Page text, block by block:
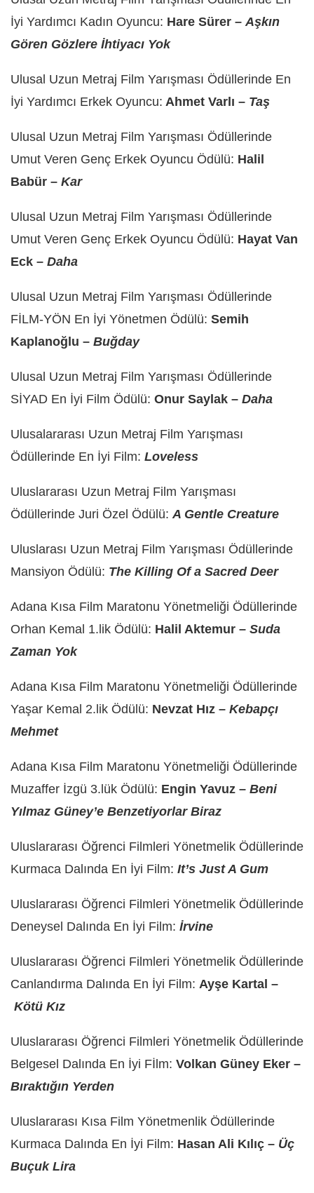
İyi Yardımcı Kadın Oyuncu: Hare Sürer – Aşkın
Gören Gözlere İhtiyacı Yok
Ulusal Uzun Metraj Film Yarışması Ödüllerinde En
İyi Yardımcı Erkek Oyuncu: Ahmet Varlı – Taş
Ulusal Uzun Metraj Film Yarışması Ödüllerinde
Umut Veren Genç Erkek Oyuncu Ödülü: Halil
Babür – Kar
Ulusal Uzun Metraj Film Yarışması Ödüllerinde
Umut Veren Genç Erkek Oyuncu Ödülü: Hayat Van
Eck – Daha
Ulusal Uzun Metraj Film Yarışması Ödüllerinde
FİLM-YÖN En İyi Yönetmen Ödülü: Semih
Kaplanoğlu – Buğday
Ulusal Uzun Metraj Film Yarışması Ödüllerinde
SİYAD En İyi Film Ödülü: Onur Saylak – Daha
Ulusalararası Uzun Metraj Film Yarışması
Ödüllerinde En İyi Film: Loveless
Uluslararası Uzun Metraj Film Yarışması
Ödüllerinde Juri Özel Ödülü: A Gentle Creature
Uluslarası Uzun Metraj Film Yarışması Ödüllerinde
Mansiyon Ödülü: The Killing Of a Sacred Deer
Adana Kısa Film Maratonu Yönetmeliği Ödüllerinde
Orhan Kemal 1.lik Ödülü: Halil Aktemur – Suda
Zaman Yok
Adana Kısa Film Maratonu Yönetmeliği Ödüllerinde
Yaşar Kemal 2.lik Ödülü: Nevzat Hız – Kebapçı
Mehmet
Adana Kısa Film Maratonu Yönetmeliği Ödüllerinde
Muzaffer İzgü 3.lük Ödülü: Engin Yavuz – Beni
Yılmaz Güney’e Benzetiyorlar Biraz
Uluslararası Öğrenci Filmleri Yönetmelik Ödüllerinde
Kurmaca Dalında En İyi Film: It’s Just A Gum
Uluslararası Öğrenci Filmleri Yönetmelik Ödüllerinde
Deneysel Dalında En İyi Film: İrvine
Uluslararası Öğrenci Filmleri Yönetmelik Ödüllerinde
Canlandırma Dalında En İyi Film: Ayşe Kartal –
Kötü Kız
Uluslararası Öğrenci Filmleri Yönetmelik Ödüllerinde
Belgesel Dalında En İyi Fİlm: Volkan Güney Eker –
Bıraktığın Yerden
Uluslararası Kısa Film Yönetmenlik Ödüllerinde
Kurmaca Dalında En İyi Film: Hasan Ali Kılıç – Üç
Buçuk Lira